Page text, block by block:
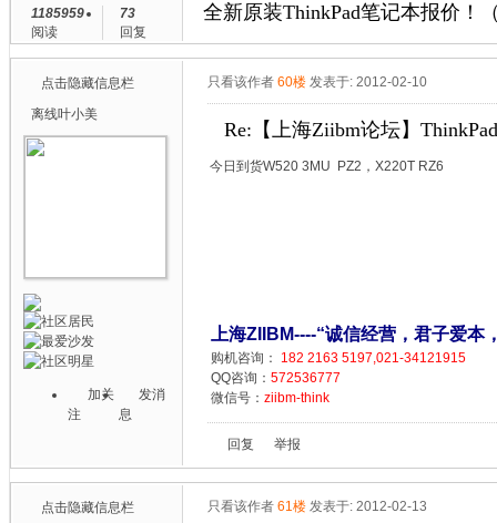
thinkpad论坛
1185959
阅读
73
回复
全新原装ThinkPad笔记本报价！
点击隐藏信息栏
离线叶小美
加关
注
发消
息
只看该作者 60楼 发表于: 2012-02-10
Re:【上海Ziibm论坛】
今日到货W520 3MU PZ2，X220T RZ6
上海ZIIBM----“诚信经营，君子爱本
购机咨询：
182 2163 5197,021-34121915
QQ咨询： 572536777
微信号： ziibm-think
回复 举报
点击隐藏信息栏
只看该作者 61楼 发表于: 2012-02-13